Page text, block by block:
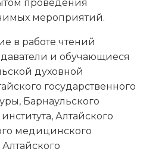
проведения
мероприятий.
в работе чтений
и обучающиеся
духовной
государственного
Барнаульского
Алтайского
медицинского